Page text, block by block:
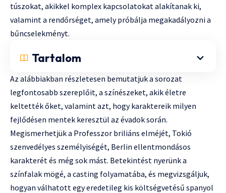
túszokat, akikkel komplex kapcsolatokat alakítanak ki,
valamint a rendőrséget, amely próbálja megakadályozni a
bűncselekményt.
Tartalom
Az alábbiakban részletesen bemutatjuk a sorozat
legfontosabb szereplőit, a színészeket, akik életre
keltették őket, valamint azt, hogy karaktereik milyen
fejlődésen mentek keresztül az évadok során.
Megismerhetjük a Professzor briliáns elméjét, Tokió
szenvedélyes személyiségét, Berlin ellentmondásos
karakterét és még sok mást. Betekintést nyerünk a
színfalak mögé, a casting folyamatába, és megvizsgáljuk,
hogyan válhatott egy eredetileg kis költségvetésű spanyol